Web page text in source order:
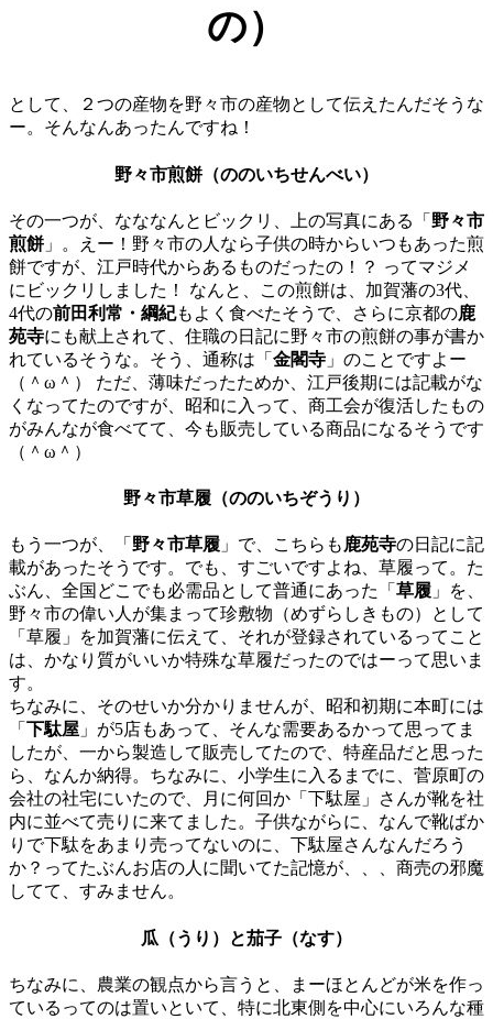
の）
として、２つの産物を野々市の産物として伝えたんだそうな
ー。そんなんあったんですね！
野々市煎餅（ののいちせんべい）
その一つが、なななんとビックリ、上の写真にある「 野々市
煎餅 」。えー！野々市の人なら子供の時からいつもあった煎
餅ですが、江戸時代からあるものだったの！？ ってマジメ
にビックリしました！ なんと、この煎餅は、加賀藩の3代、
4代の前田利常・綱紀もよく食べたそうで、さらに京都の鹿
苑寺にも献上されて、住職の日記に野々市の煎餅の事が書か
れているそうな。そう、通称は「 金閣寺 」のことですよー
（＾ω＾） ただ、薄味だったためか、江戸後期には記載がな
くなってたのですが、昭和に入って、商工会が復活したもの
がみんなが食べてて、今も販売している商品になるそうです
（＾ω＾）
野々市草履（ののいちぞうり）
もう一つが、「 野々市草履 」で、こちらも鹿苑寺の日記に記
載があったそうです。でも、すごいですよね、草履って。た
ぶん、全国どこでも必需品として普通にあった「 草履 」を、
野々市の偉い人が集まって珍敷物（めずらしきもの）として
「草履」を加賀藩に伝えて、それが登録されているってこと
は、かなり質がいいか特殊な草履だったのではーって思いま
す。
ちなみに、そのせいか分かりませんが、昭和初期に本町には
「 下駄屋 」が5店もあって、そんな需要あるかって思ってま
したが、一から製造して販売してたので、特産品だと思った
ら、なんか納得。ちなみに、小学生に入るまでに、菅原町の
会社の社宅にいたので、月に何回か「下駄屋」さんが靴を社
内に並べて売りに来てました。子供ながらに、なんで靴ばか
りで下駄をあまり売ってないのに、下駄屋さんなんだろう
か？ってたぶんお店の人に聞いてた記憶が、、、商売の邪魔
してて、すみません。
瓜（うり）と茄子（なす）
ちなみに、農業の観点から言うと、まーほとんどが米を作っ
ているってのは置いといて、特に北東側を中心にいろんな種